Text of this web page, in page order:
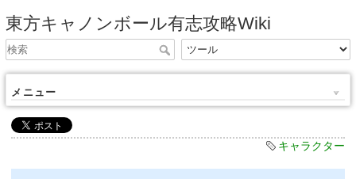
東方キャノンボール有志攻略Wiki
メニュー
キャラクター